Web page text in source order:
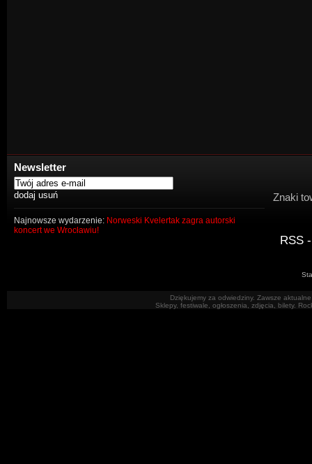
Newsletter
Najnowsze wydarzenie: Norweski Kvelertak zagra autorski
koncert we Wrocławiu!
Znaki
RSS
Dziękujemy za odwiedziny. Zawsze
Sklepy, festiwale, ogłoszenia, zdjęcia, bilety.